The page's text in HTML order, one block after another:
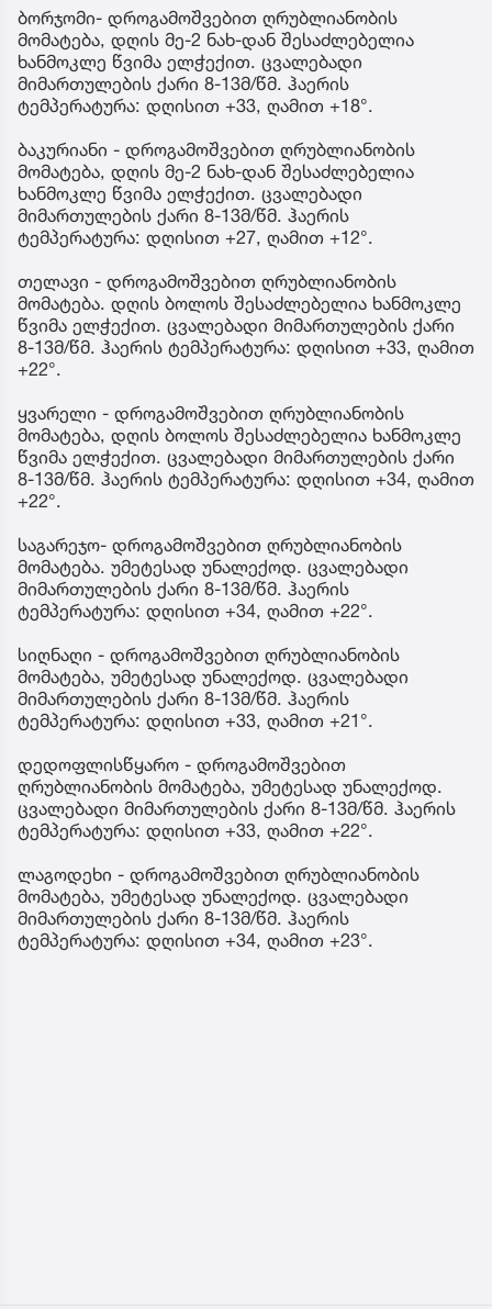
ბორჯომი- დროგამოშვებით ღრუბლიანობის
მომატება, დღის მე-2 ნახ-დან შესაძლებელია
ხანმოკლე წვიმა ელჭექით. ცვალებადი
მიმართულების ქარი 8-13მ/წმ. ჰაერის
ტემპერატურა: დღისით +33, ღამით +18°.
ბაკურიანი - დროგამოშვებით ღრუბლიანობის
მომატება, დღის მე-2 ნახ-დან შესაძლებელია
ხანმოკლე წვიმა ელჭექით. ცვალებადი
მიმართულების ქარი 8-13მ/წმ. ჰაერის
ტემპერატურა: დღისით +27, ღამით +12°.
თელავი - დროგამოშვებით ღრუბლიანობის
მომატება. დღის ბოლოს შესაძლებელია ხანმოკლე
წვიმა ელჭექით. ცვალებადი მიმართულების ქარი
8-13მ/წმ. ჰაერის ტემპერატურა: დღისით +33, ღამით
+22°.
ყვარელი - დროგამოშვებით ღრუბლიანობის
მომატება, დღის ბოლოს შესაძლებელია ხანმოკლე
წვიმა ელჭექით. ცვალებადი მიმართულების ქარი
8-13მ/წმ. ჰაერის ტემპერატურა: დღისით +34, ღამით
+22°.
საგარეჯო- დროგამოშვებით ღრუბლიანობის
მომატება. უმეტესად უნალექოდ. ცვალებადი
მიმართულების ქარი 8-13მ/წმ. ჰაერის
ტემპერატურა: დღისით +34, ღამით +22°.
სიღნაღი - დროგამოშვებით ღრუბლიანობის
მომატება, უმეტესად უნალექოდ. ცვალებადი
მიმართულების ქარი 8-13მ/წმ. ჰაერის
ტემპერატურა: დღისით +33, ღამით +21°.
დედოფლისწყარო - დროგამოშვებით
ღრუბლიანობის მომატება, უმეტესად უნალექოდ.
ცვალებადი მიმართულების ქარი 8-13მ/წმ. ჰაერის
ტემპერატურა: დღისით +33, ღამით +22°.
ლაგოდეხი - დროგამოშვებით ღრუბლიანობის
მომატება, უმეტესად უნალექოდ. ცვალებადი
მიმართულების ქარი 8-13მ/წმ. ჰაერის
ტემპერატურა: დღისით +34, ღამით +23°.